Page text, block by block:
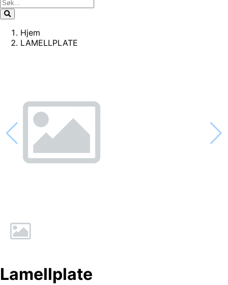
Hjem
LAMELLPLATE
Lamellplate